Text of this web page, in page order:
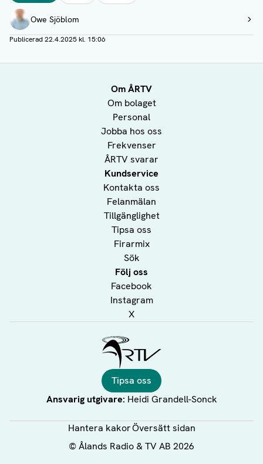
Författare
Owe Sjöblom
Visa profil
Publicerad22.4.2025 kl. 15:06
Om ÅRTV
Om bolaget
Personal
Jobba hos oss
Frekvenser
ÅRTV svarar
Kundservice
Kontakta oss
Felanmälan
Tillgänglighet
Tipsa oss
Firarmix
Sök
Följ oss
Facebook
Instagram
X
Tipsa oss
Ansvarig utgivare: Heidi Grandell-Sonck
Hantera kakorÖversätt sidan
©Ålands Radio & TV AB 2026